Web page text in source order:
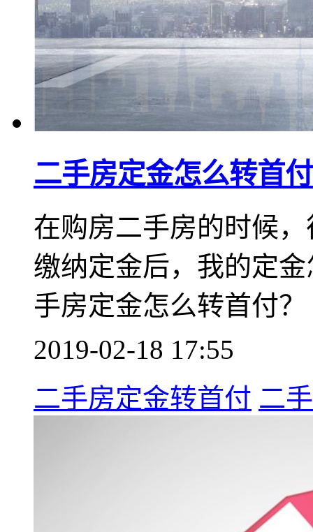
二手房定金怎么转首付
在购房二手房的时候
缴纳定金后，我的定
手房定金怎么转首付？
2019-02-18 17:55
二手房定金转首付 二